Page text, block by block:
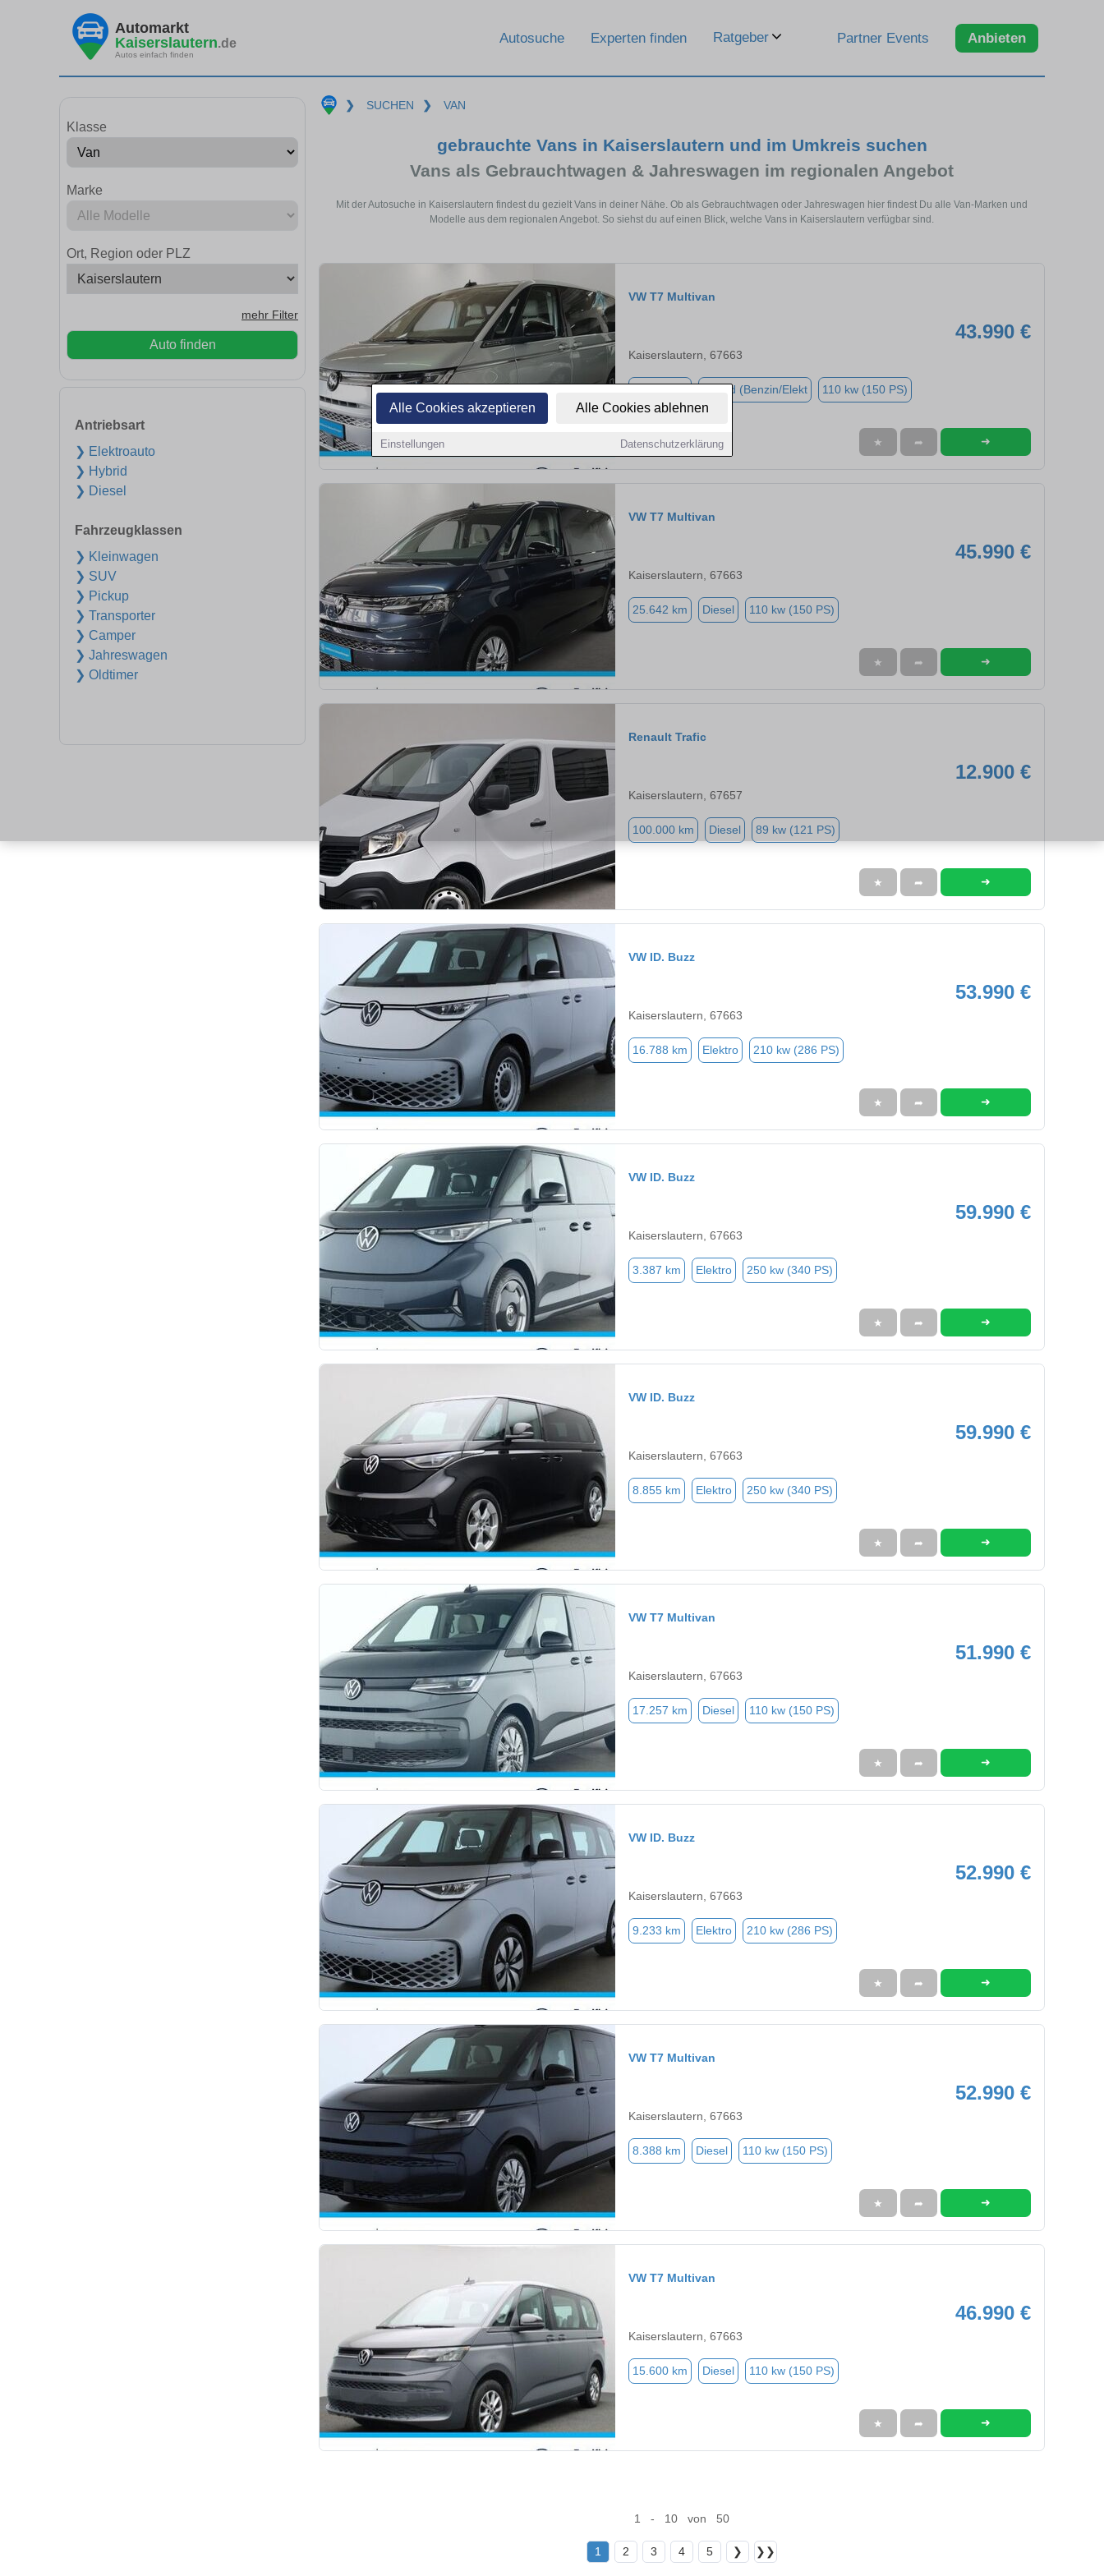
Alle Cookies akzeptieren Alle Cookies ablehnen
Einstellungen Datenschutzerklärung
Automarkt
Kaiserslautern.de
Autos einfach finden
Autosuche Experten finden Ratgeber Partner Events Anbieten
Klasse
Marke
Ort, Region oder PLZ
mehr Filter
Auto finden
Antriebsart
❯ Elektroauto
❯ Hybrid
❯ Diesel
Fahrzeugklassen
❯ Kleinwagen
❯ SUV
❯ Pickup
❯ Transporter
❯ Camper
❯ Jahreswagen
❯ Oldtimer
❯ SUCHEN ❯ VAN
gebrauchte Vans in Kaiserslautern und im Umkreis suchen
Vans als Gebrauchtwagen & Jahreswagen im regionalen Angebot
Mit der Autosuche in Kaiserslautern findest du gezielt Vans in deiner Nähe. Ob als Gebrauchtwagen oder Jahreswagen hier findest Du alle Van-Marken und
Modelle aus dem regionalen Angebot. So siehst du auf einen Blick, welche Vans in Kaiserslautern verfügbar sind.
VW T7 Multivan
43.990 €
Kaiserslautern, 67663
Hybrid (Benzin/Elekt 110 kw (150 PS)
★ ➦ ➜
VW T7 Multivan
45.990 €
Kaiserslautern, 67663
25.642 km Diesel 110 kw (150 PS)
★ ➦ ➜
Renault Trafic
12.900 €
Kaiserslautern, 67657
100.000 km Diesel 89 kw (121 PS)
★ ➦ ➜
VW ID. Buzz
53.990 €
Kaiserslautern, 67663
16.788 km Elektro 210 kw (286 PS)
★ ➦ ➜
VW ID. Buzz
59.990 €
Kaiserslautern, 67663
3.387 km Elektro 250 kw (340 PS)
★ ➦ ➜
VW ID. Buzz
59.990 €
Kaiserslautern, 67663
8.855 km Elektro 250 kw (340 PS)
★ ➦ ➜
VW T7 Multivan
51.990 €
Kaiserslautern, 67663
17.257 km Diesel 110 kw (150 PS)
★ ➦ ➜
VW ID. Buzz
52.990 €
Kaiserslautern, 67663
9.233 km Elektro 210 kw (286 PS)
★ ➦ ➜
VW T7 Multivan
52.990 €
Kaiserslautern, 67663
8.388 km Diesel 110 kw (150 PS)
★ ➦ ➜
VW T7 Multivan
46.990 €
Kaiserslautern, 67663
15.600 km Diesel 110 kw (150 PS)
★ ➦ ➜
1 - 10 von 50
1 2 3 4 5 ❯ ❯❯